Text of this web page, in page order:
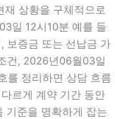
재 상황을 구체적으로
일 12시10분 예를 들
보증금 또는 선납금 가
건, 2026년06월03일
를 정리하면 상담 흐름
르게 계약 기간 동안
기준을 명확하게 잡는